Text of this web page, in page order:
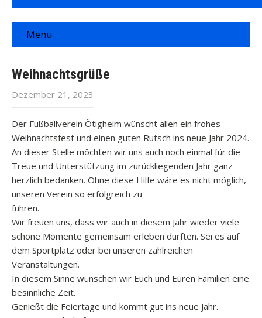
Menu
Weihnachtsgrüße
Dezember 21, 2023
Der Fußballverein Ötigheim wünscht allen ein frohes
Weihnachtsfest und einen guten Rutsch ins neue Jahr 2024.
An dieser Stelle möchten wir uns auch noch einmal für die
Treue und Unterstützung im zurückliegenden Jahr ganz
herzlich bedanken. Ohne diese Hilfe wäre es nicht möglich,
unseren Verein so erfolgreich zu
führen.
Wir freuen uns, dass wir auch in diesem Jahr wieder viele
schöne Momente gemeinsam erleben durften. Sei es auf
dem Sportplatz oder bei unseren zahlreichen
Veranstaltungen.
In diesem Sinne wünschen wir Euch und Euren Familien eine
besinnliche Zeit.
Genießt die Feiertage und kommt gut ins neue Jahr.